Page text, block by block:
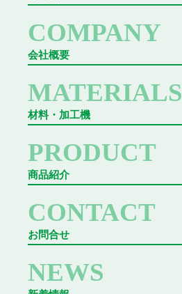
COMPANY
会社概要
MATERIALS
材料・加工機
PRODUCT
商品紹介
CONTACT
お問合せ
NEWS